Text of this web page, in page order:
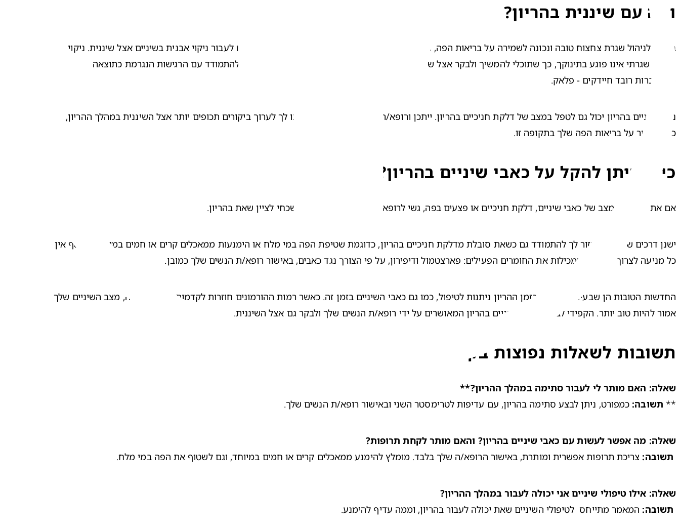
ומה עם שיננית בהריון?
בנוסף לניהול שגרת צחצוח טובה ונכונה לשמירה על בריאות הפה, וגם אם החלטת לבצע טיפולי שיניים בהריון, חשוב גם לעבור ניקוי אבנית בשיניים אצל שיננית. ניקוי
מהצטברות רובד חיידקים - פלאק.
כדי לשמור על בריאות הפה שלך בתקופה זו.
כיצד ניתן להקל על כאבי שיניים בהריון?
אם את סובלת ממצב של כאבי שיניים, דלקת חניכיים או פצעים בפה, גשי לרופא/ת השיניים שלך, ואל תשכחי לציין שאת בהריון.
כל מניעה לצרוך תרופות שמכילות את החומרים הפעילים: פארצטמול ודיפירון, על פי הצורך נגד כאבים, באישור רופא/ת הנשים שלך כמובן.
החדשות הטובות הן שבעיות בשיניים בזמן ההריון ניתנות לטיפול, כמו גם כאבי השיניים בזמן זה. כאשר רמות ההורמונים
חוזרות לקדמותן אחרי הלידה, מצב השיניים שלך
אמור להיות טוב יותר. הקפידי לבצע טיפולי שיניים בהריון המאושרים על ידי רופא/ת הנשים שלך ולבקר גם אצל השיננית.
תשובות לשאלות נפוצות בקצרה
שאלה: האם מותר לי לעבור סתימה במהלך ההריון?**
** תשובה: כמפורט, ניתן לבצע סתימה בהריון, עם עדיפות לטרימסטר השני ובאישור רופא/ת הנשים שלך.
שאלה: מה אפשר לעשות עם כאבי שיניים בהריון? והאם מותר לקחת תרופות?
תשובה: צריכת תרופות אפשרית ומותרת, באישור הרופא/ה שלך בלבד. מומלץ להימנע ממאכלים קרים או חמים במיוחד, וגם לשטוף את הפה במי מלח.
שאלה: אילו טיפולי שיניים אני יכולה לעבור במהלך ההריון?
תשובה: המאמר מתייחס  לטיפולי השיניים שאת יכולה לעבור בהריון, וממה עדיף להימנע.